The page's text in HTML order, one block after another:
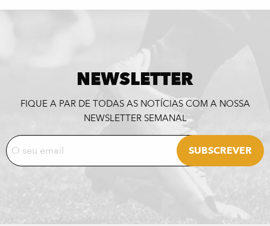
NEWSLETTER
FIQUE A PAR DE TODAS AS NOTÍCIAS COM A NOSSA
NEWSLETTER SEMANAL